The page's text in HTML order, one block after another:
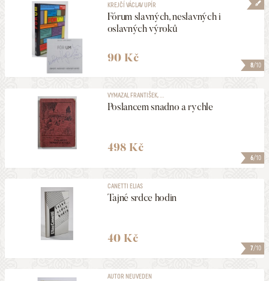
VYDÁNO V LETECH
MAXIMÁLNÍ CENA
498 Kč
ZOBRAZOVAT KVALITU
ULOŽIT MEZI MÉ KATEGORIE
NALEZENO106
8/10
KREJČÍ VÁCLAV UPÍR
Fórum slavných, neslavných i
oslavných výroků
90 Kč
6/10
VYMAZAL FRANTIŠEK, ...
Poslancem snadno a rychle
498 Kč
7/10
CANETTI ELIAS
Tajné srdce hodin
40 Kč
AUTOR NEUVEDEN